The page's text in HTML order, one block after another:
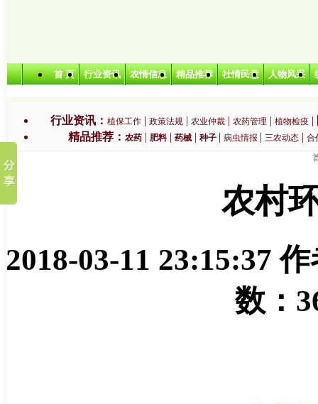
首 页 行业资讯 农情信息 精品推荐 社情民意 人物风采
行业资讯： 植保工作 | 政策法规 | 农业仲裁 | 农药管理 | 植物检疫 |
精品推荐：农药 | 肥料 |药械 |种子 |病虫情报 | 三农动态 |合
农村
2018-03-11 23:15:37 作
数：